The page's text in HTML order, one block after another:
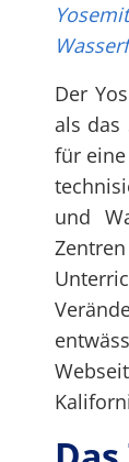
Der
als das
für
und